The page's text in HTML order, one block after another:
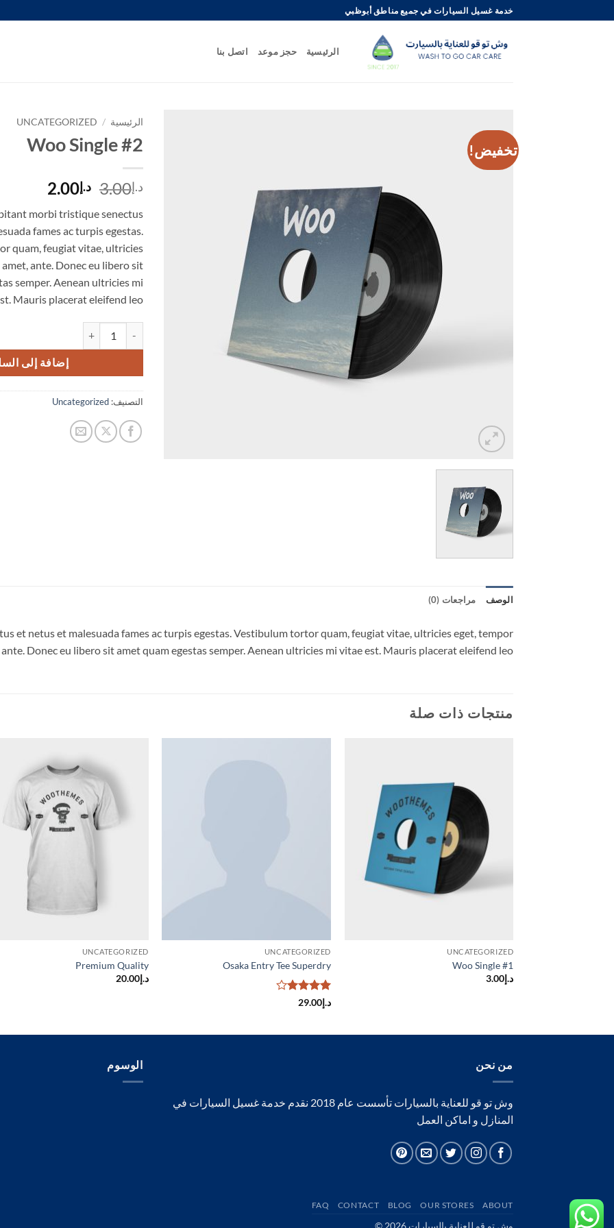
للمحتوى
خدمة غسيل السيارات في جميع مناطق أبوظبي
الرئيسية حجز موعد اتصل بنا
تخفيض!
الرئيسية /
UNCATEGORIZED
Woo Single #2
د.إ3.00 السعر
هو:
د.إ3.00.
د.إ2.00
هو:
د.إ2.00.
morbi tristique senectus
fames ac turpis egestas.
quam, feugiat vitae, ultricies
ante. Donec eu libero sit
semper. Aenean ultricies mi
Mauris placerat eleifend leo.
إضافة إلى
التصنيف: Uncategorized
الوصف مراجعات (0)
et netus et malesuada fames ac turpis egestas. Vestibulum tortor quam, feugiat vitae, ultricies eget, tempor
Donec eu libero sit amet quam egestas semper. Aenean ultricies mi vitae est. Mauris placerat eleifend leo.
منتجات ذات صلة
UNCATEGORIZED
Woo Single #1
د.إ3.00
UNCATEGORIZED
Osaka Entry Tee Superdry
تم
التقييم
د.إ29.00
UNCATEGORIZED
Premium Quality
د.إ20.00
من نحن
وش تو قو للعناية بالسيارات تأسست عام 2018 نقدم خدمة غسيل السيارات في
المنازل و اماكن العمل
الوسوم
ABOUT
OUR STORES
BLOG
CONTACT
FAQ
وش تو قو للعناية بالسيارات 2026 ©